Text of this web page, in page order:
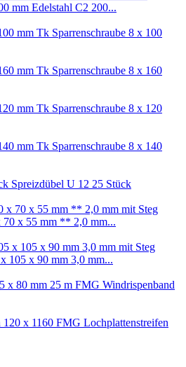
mm Edelstahl C2 200...
Tk Sparrenschraube 8 x 100
Tk Sparrenschraube 8 x 160
Tk Sparrenschraube 8 x 120
Tk Sparrenschraube 8 x 140
Spreizdübel U 12 25 Stück
x 55 mm ** 2,0 mm...
105 x 90 mm 3,0 mm...
FMG Windrispenband
FMG Lochplattenstreifen